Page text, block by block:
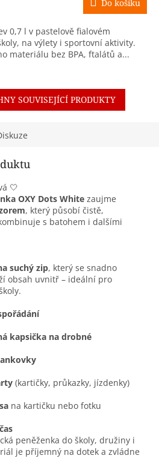
Do košíku
0,7 l v pastelově fialovém
na výlety i sportovní aktivity.
materiálu bez BPA, ftalátů a...
SOUVISEJÍCÍ PRODUKTY
🤍
OXY Dots White zaujme
, který působí čistě,
s batohem i dalšími
suchý zip, který se snadno
obsah uvnitř – ideální pro
kapsička na drobné
(kartičky, průkazky, jízdenky)
na kartičku nebo fotku
peněženka do školy, družiny i
je příjemný na dotek a zvládne